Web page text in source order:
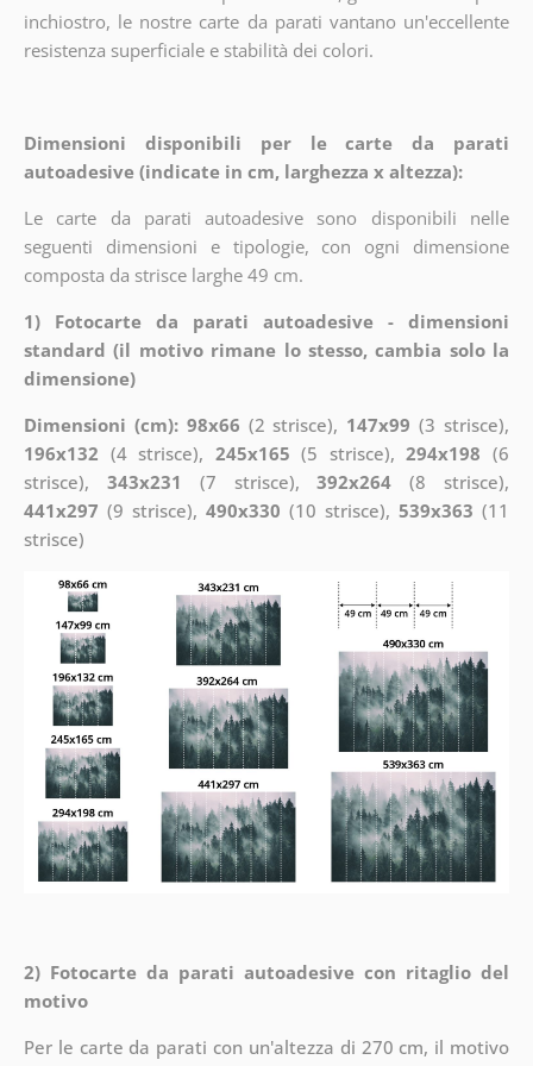
inchiostro, le nostre carte da parati vantano un'eccellente
resistenza superficiale e stabilità dei colori.
Dimensioni disponibili per le carte da parati
autoadesive (indicate in cm, larghezza x altezza):
Le carte da parati autoadesive sono disponibili nelle
seguenti dimensioni e tipologie, con ogni dimensione
composta da strisce larghe 49 cm.
1) Fotocarte da parati autoadesive - dimensioni
standard (il motivo rimane lo stesso, cambia solo la
dimensione)
Dimensioni (cm): 98x66 (2 strisce), 147x99 (3 strisce),
196x132 (4 strisce), 245x165 (5 strisce),294x198 (6
strisce), 343x231 (7 strisce),392x264 (8 strisce),
441x297 (9 strisce), 490x330 (10 strisce),539x363 (11
strisce)
2) Fotocarte da parati autoadesive con ritaglio del
motivo
Per le carte da parati con un'altezza di 270 cm, il motivo